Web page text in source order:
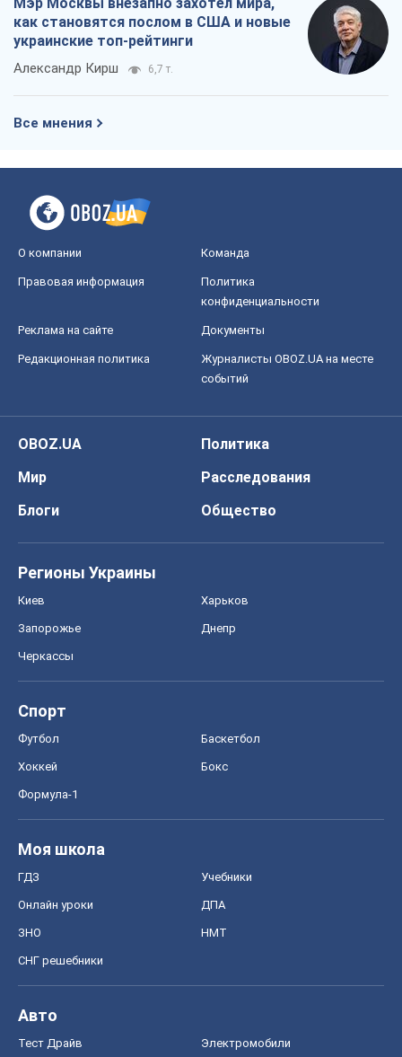
как становятся послом в США и новые
украинские топ-рейтинги
Александр Кирш 6,7 т.
Все мнения
О компании Команда
Правовая информация
Политика
конфиденциальности
Реклама на сайте Документы
Редакционная политика
Журналисты OBOZ.UA на месте
событий
OBOZ.UA
Политика
Мир
Расследования
Блоги
Общество
Регионы Украины
Киев Харьков
Запорожье Днепр
Черкассы
Спорт
Футбол Баскетбол
Хоккей Бокс
Формула-1
Моя школа
ГДЗ Учебники
Онлайн уроки ДПА
ЗНО НМТ
СНГ решебники
Авто
Тест Драйв Электромобили